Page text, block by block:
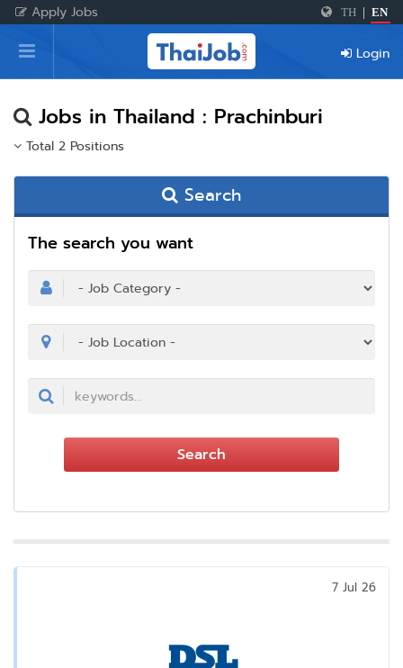
Apply Jobs TH EN
Home
Login
Register
Login
Jobs in Thailand : Prachinburi
Total 2 Positions
Search
The search you want
Search
7 Jul 26